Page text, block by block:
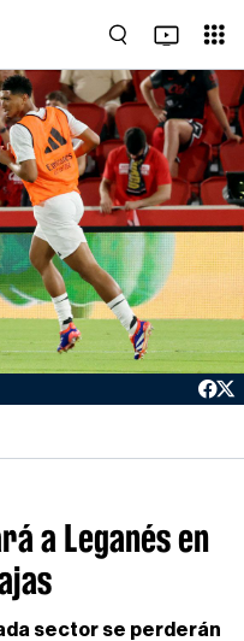
a Leganés en
sector se perderán